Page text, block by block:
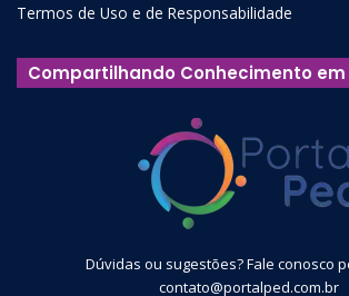
Termos de Uso e de Responsabilidade
Compartilhando Conhecimento
Dúvidas ou sugestões? Fale conosco
contato@portalped.com.br